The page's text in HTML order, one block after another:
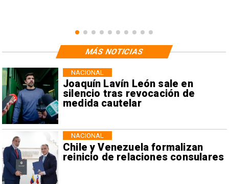
Joaquín Lavín León sale en
silencio tras revocación de
medida cautelar
NACIONAL
Chile y Venezuela formalizan
reinicio de relaciones consulares
NACIONAL
MÁS NOTICIAS